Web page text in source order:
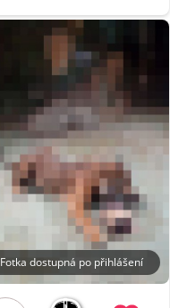
Fotka dostupná po přihlášení